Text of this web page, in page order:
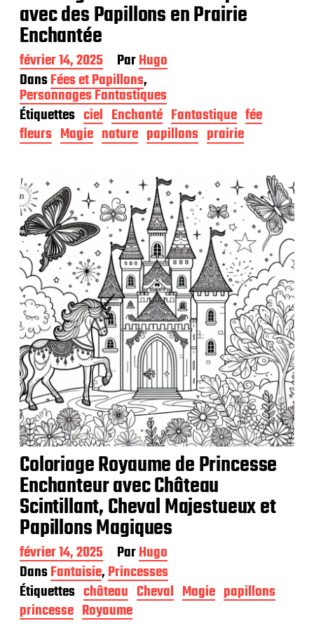
avec des Papillons en Prairie
Enchantée
D
a
t
e
d
e
p
b
l
i
c
a
t
i
o
n
février 14, 2025 ParHugo
DansFées et Papillons,
Personnages Fantastiques
Étiquettes ciel Enchanté Fantastique fée
fleurs Magie nature papillons prairie
Coloriage Royaume de Princesse
Enchanteur avec Château
Scintillant, Cheval Majestueux et
Papillons Magiques
D
a
t
e
d
e
février 14, 2025 ParHugo
DansFantaisie,Princesses
Étiquettes château Cheval Magie papillons
princesse Royaume